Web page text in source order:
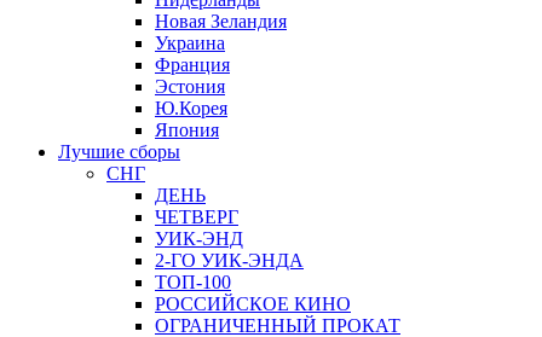
Новая Зеландия
Украина
Франция
Эстония
Ю.Корея
Япония
Лучшие сборы
СНГ
ДЕНЬ
ЧЕТВЕРГ
УИК-ЭНД
2-ГО УИК-ЭНДА
ТОП-100
РОССИЙСКОЕ КИНО
ОГРАНИЧЕННЫЙ ПРОКАТ